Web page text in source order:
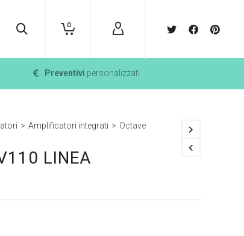
0
Preventivi personalizzati
> Amplificatori integrati > Octave
LINEA